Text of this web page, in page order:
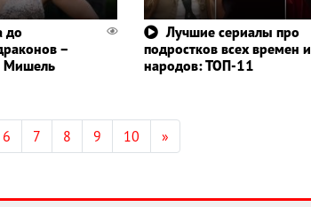
до
–
Мишель
Лучшие сериалы про
подростков всех времен и
народов: ТОП-11
6 7 8 9 10 »